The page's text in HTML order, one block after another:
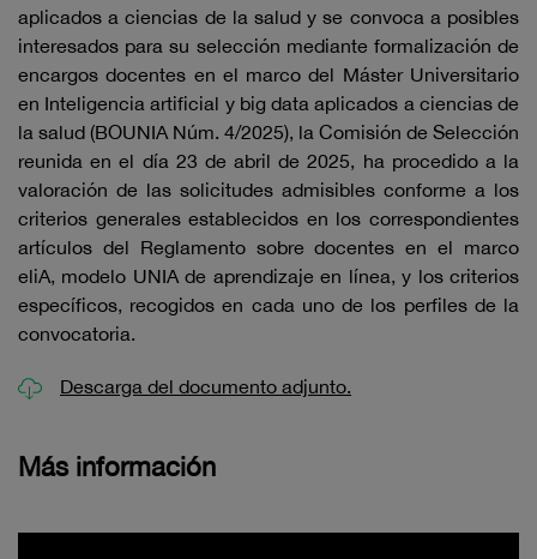
aplicados a ciencias de la salud y se convoca a posibles
interesados para su selección mediante formalización de
encargos docentes en el marco del Máster Universitario
en Inteligencia artificial y big data aplicados a ciencias de
la salud (BOUNIA Núm. 4/2025), la Comisión de Selección
reunida en el día 23 de abril de 2025, ha procedido a la
valoración de las solicitudes admisibles conforme a los
criterios generales establecidos en los correspondientes
artículos del Reglamento sobre docentes en el marco
eliA, modelo UNIA de aprendizaje en línea, y los criterios
específicos, recogidos en cada uno de los perfiles de la
convocatoria.
Descarga del documento adjunto.
Más información